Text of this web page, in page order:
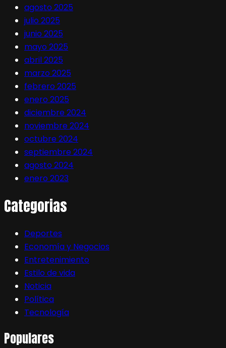
agosto 2025
julio 2025
junio 2025
mayo 2025
abril 2025
marzo 2025
febrero 2025
enero 2025
diciembre 2024
noviembre 2024
octubre 2024
septiembre 2024
agosto 2024
enero 2023
Categorias
Deportes
Economía y Negocios
Entretenimiento
Estilo de vida
Noticia
Política
Tecnología
Populares